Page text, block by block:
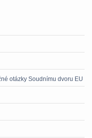
otázky Soudnímu dvoru EU